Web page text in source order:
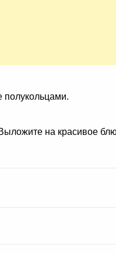
полукольцами.
на красивое